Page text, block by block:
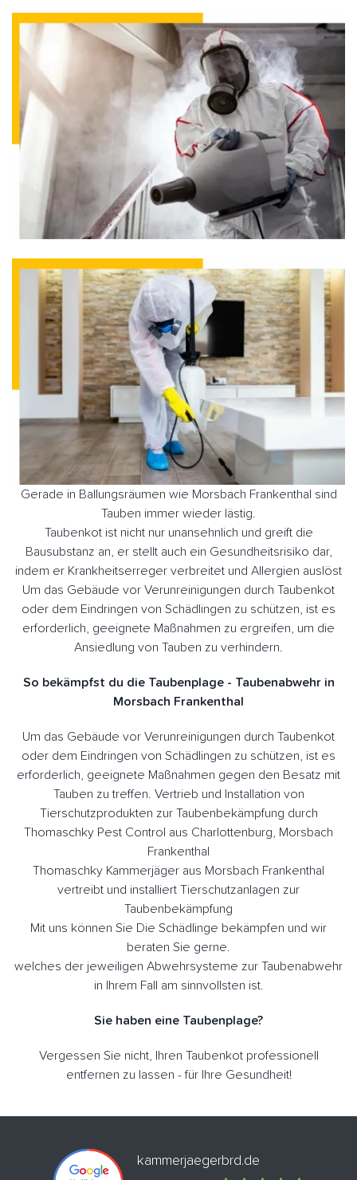
Gerade in Ballungsräumen wie Morsbach Frankenthal sind
Tauben immer wieder lästig.
Taubenkot ist nicht nur unansehnlich und greift die
Bausubstanz an, er stellt auch ein Gesundheitsrisiko dar,
indem er Krankheitserreger verbreitet und Allergien auslöst
Um das Gebäude vor Verunreinigungen durch Taubenkot
oder dem Eindringen von Schädlingen zu schützen, ist es
erforderlich, geeignete Maßnahmen zu ergreifen, um die
Ansiedlung von Tauben zu verhindern.
So bekämpfst du die Taubenplage - Taubenabwehr in
Morsbach Frankenthal
Um das Gebäude vor Verunreinigungen durch Taubenkot
oder dem Eindringen von Schädlingen zu schützen, ist es
erforderlich, geeignete Maßnahmen gegen den Besatz mit
Tauben zu treffen. Vertrieb und Installation von
Tierschutzprodukten zur Taubenbekämpfung durch
Thomaschky Pest Control aus Charlottenburg, Morsbach
Frankenthal
Thomaschky Kammerjäger aus Morsbach Frankenthal
vertreibt und installiert Tierschutzanlagen zur
Taubenbekämpfung
Mit uns können Sie Die Schädlinge bekämpfen und wir
beraten Sie gerne.
welches der jeweiligen Abwehrsysteme zur Taubenabwehr
in Ihrem Fall am sinnvollsten ist.
Sie haben eine Taubenplage?
Vergessen Sie nicht, Ihren Taubenkot professionell
entfernen zu lassen - für Ihre Gesundheit!
kammerjaegerbrd.de